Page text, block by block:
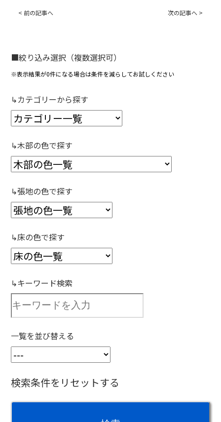
< 前の記事へ 次の記事へ >
■絞り込み選択（複数選択可）
※表示結果が0件になる場合は条件を減らしてお試しください
↳カテゴリーから探す
↳木部の色で探す
↳張地の色で探す
↳床の色で探す
↳キーワード検索
一覧を並び替える
検索条件をリセットする